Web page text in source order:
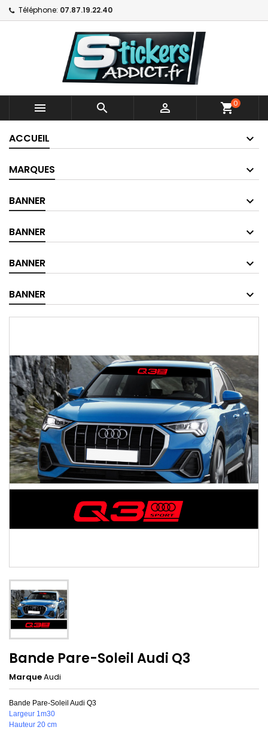
Téléphone: 07.87.19.22.40
   shopping_cart0
ACCUEIL
MARQUES
BANNER
BANNER
BANNER
BANNER
Bande Pare-Soleil Audi Q3
MarqueAudi
Bande Pare-Soleil Audi Q3
Largeur 1m30
Hauteur 20 cm